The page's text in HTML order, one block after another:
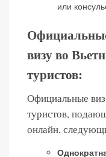
или
визу во
туристов:
Официальные
туристов,
онлайн,